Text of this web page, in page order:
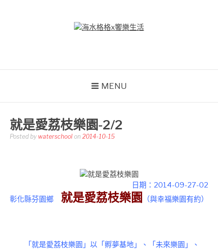
MENU
就是愛荔枝樂園-2/2
Posted by waterschool on 2014-10-15
日期：2014-09-27-02
彰化縣芬園鄉
就是愛荔枝樂園 （與幸福樂園有約）
「就是愛荔枝樂園」以「孵夢基地」、「未來樂園」、